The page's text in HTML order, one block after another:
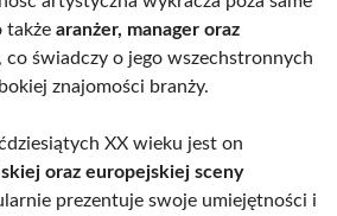
także aranżer, manager oraz
co świadczy o jego wszechstronnych
znajomości branży.
XX wieku jest on
oraz europejskiej sceny
prezentuje swoje umiejętności i